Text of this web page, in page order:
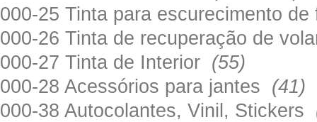
000-25 Tinta para escurecimento
000-26 Tinta de recuperação de
000-27 Tinta de Interior (55)
000-28 Acessórios para jantes (41)
000-38 Autocolantes, Vinil, Stickers